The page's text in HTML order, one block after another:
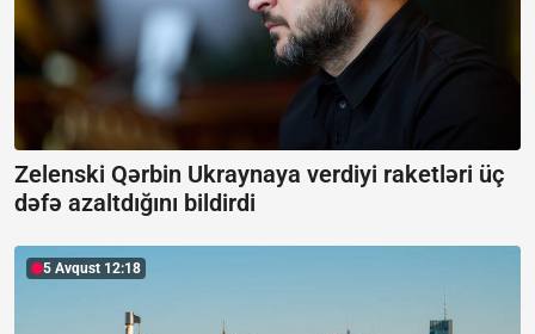
Zelenski Qərbin Ukraynaya verdiyi raketləri üç
dəfə azaltdığını bildirdi
5 Avqust 12:18